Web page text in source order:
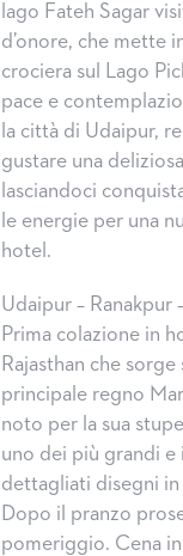
lago Fateh Sagar
d’onore, che mette
crociera sul Lago
pace e
la città di Udaipur,
gustare una
lasciandoci
le energie per una
hotel.
Udaipur – Ranakpur
Prima colazione in
Rajasthan che
principale regno
noto per la sua
uno dei più grandi
dettagliati disegni
Dopo il pranzo
pomeriggio. Cena